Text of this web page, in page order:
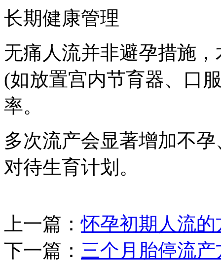
长期健康管理
无痛人流并非避孕措施
(如放置宫内节育器、口
率。
多次流产会显著增加不
对待生育计划。
上一篇：怀孕初期人流的
下一篇： 三个月胎停流产